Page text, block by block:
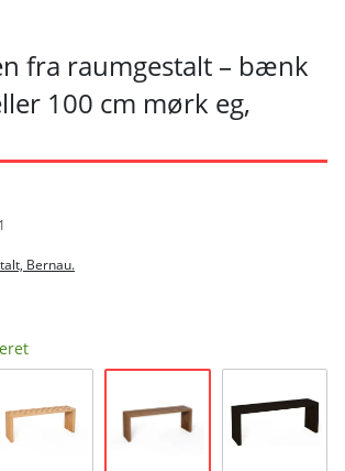
fra raumgestalt – bænk
100 cm mørk eg,
Bernau.